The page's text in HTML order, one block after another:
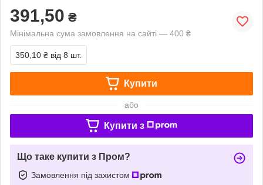
391,50 ₴
Мінімальна сума замовлення на сайті — 400 ₴
350,10 ₴ від 8 шт.
Купити
або
Купити з
Що таке купити з Пром?
Замовлення під захистом